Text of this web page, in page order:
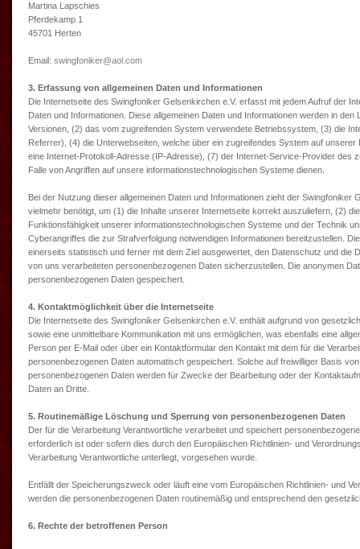
Martina Lapschies
Pferdekamp 1
45701 Herten
Email: swingfoniker@aol.com
3. Erfassung von allgemeinen Daten und Informationen
Die Internetseite des Swingfoniker Gelsenkirchen e.V. erfasst mit jedem Aufruf der
Daten und Informationen. Diese allgemeinen Daten und Informationen werden in
Versionen, (2) das vom zugreifenden System verwendete Betriebssystem, (3) die
Referrer), (4) die Unterwebseiten, welche über ein zugreifendes System auf
eine Internet-Protokoll-Adresse (IP-Adresse), (7) der Internet-Service-Provider des
Falle von Angriffen auf unsere informationstechnologischen Systeme dienen.
Bei der Nutzung dieser allgemeinen Daten und Informationen zieht der
vielmehr benötigt, um (1) die Inhalte unserer Internetseite korrekt auszuliefern, (2)
Funktionsfähigkeit unserer informationstechnologischen Systeme und der Technik
Cyberangriffes die zur Strafverfolgung notwendigen Informationen bereitzustellen.
einerseits statistisch und ferner mit dem Ziel ausgewertet, den Datenschutz und
von uns verarbeiteten personenbezogenen Daten sicherzustellen. Die anonymen
personenbezogenen Daten gespeichert.
4. Kontaktmöglichkeit über die Internetseite
Die Internetseite des Swingfoniker Gelsenkirchen e.V. enthält aufgrund von
sowie eine unmittelbare Kommunikation mit uns ermöglichen, was ebenfalls eine
Person per E-Mail oder über ein Kontaktformular den Kontakt mit dem für die
personenbezogenen Daten automatisch gespeichert. Solche auf freiwilliger Basis
personenbezogenen Daten werden für Zwecke der Bearbeitung oder der
Daten an Dritte.
5. Routinemäßige Löschung und Sperrung von personenbezogenen Daten
Der für die Verarbeitung Verantwortliche verarbeitet und speichert
erforderlich ist oder sofern dies durch den Europäischen Richtlinien- und
Verarbeitung Verantwortliche unterliegt, vorgesehen wurde.
Entfällt der Speicherungszweck oder läuft eine vom Europäischen Richtlinien- und
werden die personenbezogenen Daten routinemäßig und entsprechend den
6. Rechte der betroffenen Person